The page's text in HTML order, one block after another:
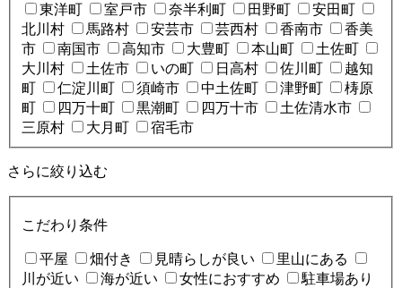
東洋町 室戸市 奈半利町 田野町
安田町
北川村
馬路村 安芸市 芸西村 香南市
香美
市
南国市 高知市 大豊町 本山町
土佐町
大川村
土佐市 いの町 日高村 佐川町
越知
町
仁淀川町 須崎市 中土佐町 津野町
梼原
町
四万十町 黒潮町 四万十市
土佐清水市
三原村
大月町 宿毛市
さらに絞り込む
こだわり条件
平屋 畑付き 見晴らしが良い
里山にある
川が近い
海が近い 女性におすすめ
駐車場あり